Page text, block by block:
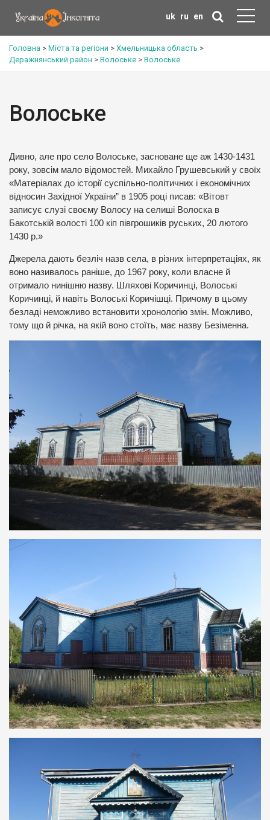
uk ru en
Головна > Міста та регіони > Хмельницька область >
Деражнянський район > Волоське > Волоське
Волоське
Дивно, але про село Волоське, засноване ще аж 1430-1431
року, зовсім мало відомостей. Михайло Грушевський у своїх
«Матеріалах до історії суспільно-політичних і економічних
відносин Західної України” в 1905 році писав: «Вітовт
записує слузі своєму Волосу на селиші Волоска в
Бакотській волості 100 кіп півгрошиків руських, 20 лютого
1430 р.»
Джерела дають безліч назв села, в різних інтерпретаціях, як
воно називалось раніше, до 1967 року, коли власне й
отримало нинішню назву. Шляхові Коричинці, Волоські
Коричинці, й навіть Волоські Коричішці. Причому в цьому
безладі неможливо встановити хронологію змін. Можливо,
тому що й річка, на якій воно стоїть, має назву Безіменна.